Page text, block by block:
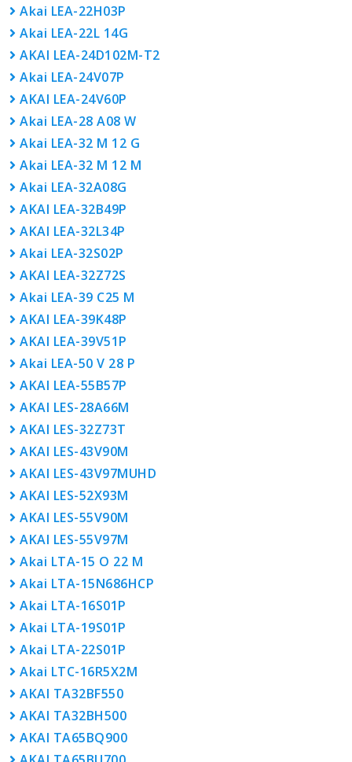
Akai LEA-22H03P
Akai LEA-22L 14G
AKAI LEA-24D102M-T2
Akai LEA-24V07P
AKAI LEA-24V60P
Akai LEA-28 A08 W
Akai LEA-32 M 12 G
Akai LEA-32 M 12 M
Akai LEA-32A08G
AKAI LEA-32B49P
AKAI LEA-32L34P
Akai LEA-32S02P
AKAI LEA-32Z72S
Akai LEA-39 С25 М
AKAI LEA-39K48P
AKAI LEA-39V51P
Akai LEA-50 V 28 P
AKAI LEA-55B57P
AKAI LES-28A66M
AKAI LES-32Z73T
AKAI LES-43V90M
AKAI LES-43V97MUHD
AKAI LES-52X93M
AKAI LES-55V90M
AKAI LES-55V97M
Akai LTA-15 O 22 M
Akai LTA-15N686HCP
Akai LTA-16S01P
Akai LTA-19S01P
Akai LTA-22S01P
Akai LTC-16R5X2M
AKAI TA32BF550
AKAI TA32BH500
AKAI TA65BQ900